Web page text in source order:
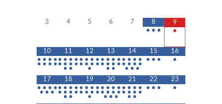
3 4 5 6 7
8
• • •
9
•
10
• • • •
• • • •
11
• • • •
• • • •
• •
12
• • • •
• • • •
•
13
• • • •
• • • •
• •
14
• • • •
• • • •
• • •
15
• • •
16
•
17
• • • •
• • •
18
• • • •
• • • •
• •
19
• • • •
• • • •
•
20
• • • •
• • • •
• • •
21
• • • •
• • • •
• •
22
• • •
23
•